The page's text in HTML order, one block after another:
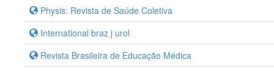
Physis: Revista de Saúde Coletiva
International braz j urol
Revista Brasileira de Educação Médica